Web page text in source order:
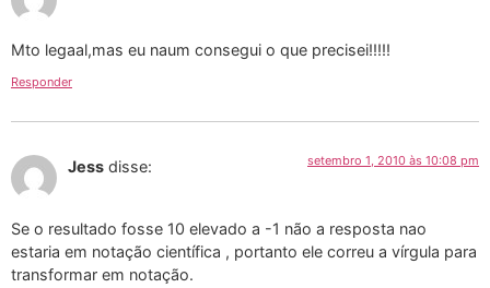
Mto legaal,mas eu naum consegui o que precisei!!!!!
Responder
Jess disse: setembro 1, 2010 às 10:08 pm
Se o resultado fosse 10 elevado a -1 não a resposta nao
estaria em notação científica , portanto ele correu a vírgula para
transformar em notação.